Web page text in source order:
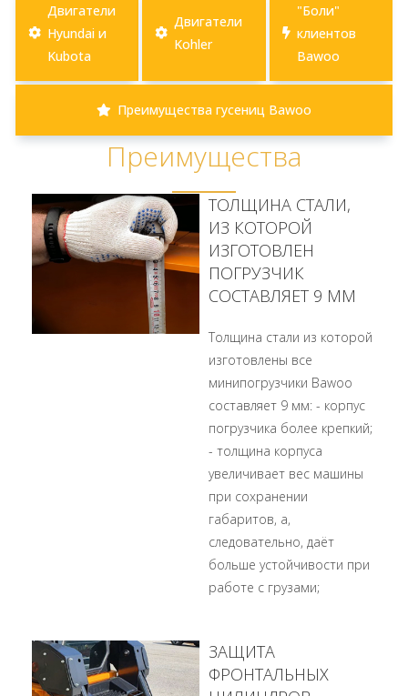
Двигатели
Hyundai и
Kubota
Двигатели
Kohler
"Боли"
клиентов
Bawoo
Преимущества гусениц Bawoo
Преимущества
ТОЛЩИНА СТАЛИ,
ИЗ КОТОРОЙ
ИЗГОТОВЛЕН
ПОГРУЗЧИК
СОСТАВЛЯЕТ 9 ММ
Толщина стали из которой
изготовлены все
минипогрузчики Bawoo
составляет 9 мм: - корпус
погрузчика более крепкий;
- толщина корпуса
увеличивает вес машины
при сохранении
габаритов, а,
следовательно, даёт
больше устойчивости при
работе с грузами;
ЗАЩИТА
ФРОНТАЛЬНЫХ